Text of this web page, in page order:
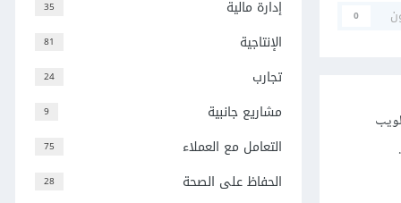
0
35 إدارة مالية
81 الإنتاجية
24 تجارب
9 مشاريع جانبية
75 التعامل مع العملاء
28 الحفاظ على الصحة